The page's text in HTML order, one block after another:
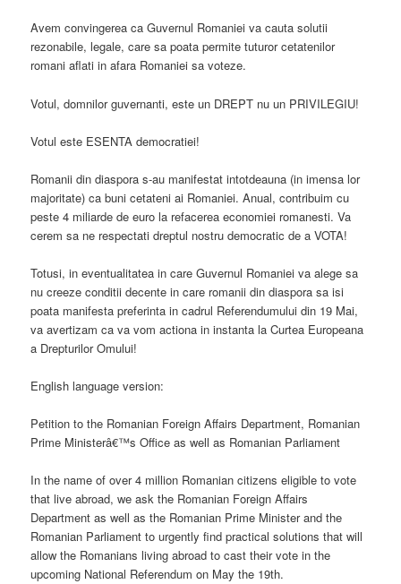
Avem convingerea ca Guvernul Romaniei va cauta solutii
rezonabile, legale, care sa poata permite tuturor cetatenilor
romani aflati in afara Romaniei sa voteze.
Votul, domnilor guvernanti, este un DREPT nu un PRIVILEGIU!
Votul este ESENTA democratiei!
Romanii din diaspora s-au manifestat intotdeauna (in imensa lor
majoritate) ca buni cetateni ai Romaniei. Anual, contribuim cu
peste 4 miliarde de euro la refacerea economiei romanesti. Va
cerem sa ne respectati dreptul nostru democratic de a VOTA!
Totusi, in eventualitatea in care Guvernul Romaniei va alege sa
nu creeze conditii decente in care romanii din diaspora sa isi
poata manifesta preferinta in cadrul Referendumului din 19 Mai,
va avertizam ca va vom actiona in instanta la Curtea Europeana
a Drepturilor Omului!
English language version:
Petition to the Romanian Foreign Affairs Department, Romanian
Prime Ministerâ€™s Office as well as Romanian Parliament
In the name of over 4 million Romanian citizens eligible to vote
that live abroad, we ask the Romanian Foreign Affairs
Department as well as the Romanian Prime Minister and the
Romanian Parliament to urgently find practical solutions that will
allow the Romanians living abroad to cast their vote in the
upcoming National Referendum on May the 19th.